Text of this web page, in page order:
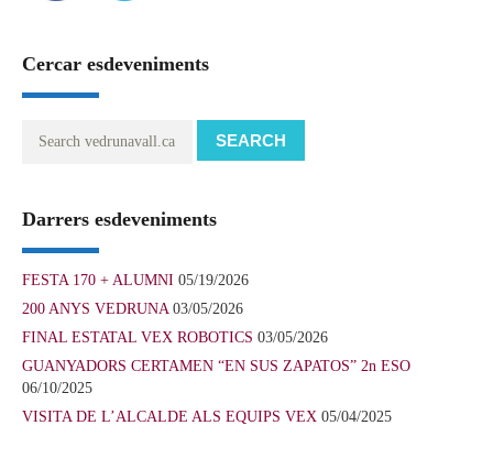
Cercar esdeveniments
SEARCH
Darrers esdeveniments
FESTA 170 + ALUMNI 05/19/2026
200 ANYS VEDRUNA 03/05/2026
FINAL ESTATAL VEX ROBOTICS 03/05/2026
GUANYADORS CERTAMEN “EN SUS ZAPATOS” 2n ESO
06/10/2025
VISITA DE L’ALCALDE ALS EQUIPS VEX 05/04/2025